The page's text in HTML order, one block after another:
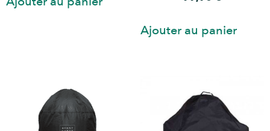
Ajouter au panier